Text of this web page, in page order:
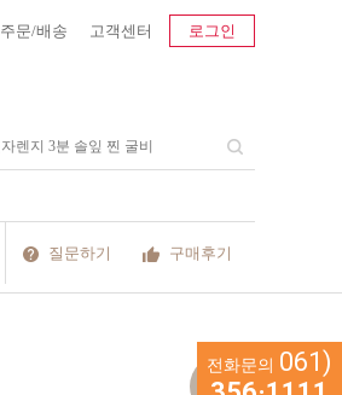
주문/배송 고객센터 로그인
질문하기 구매후기
전화문의 061)
10미